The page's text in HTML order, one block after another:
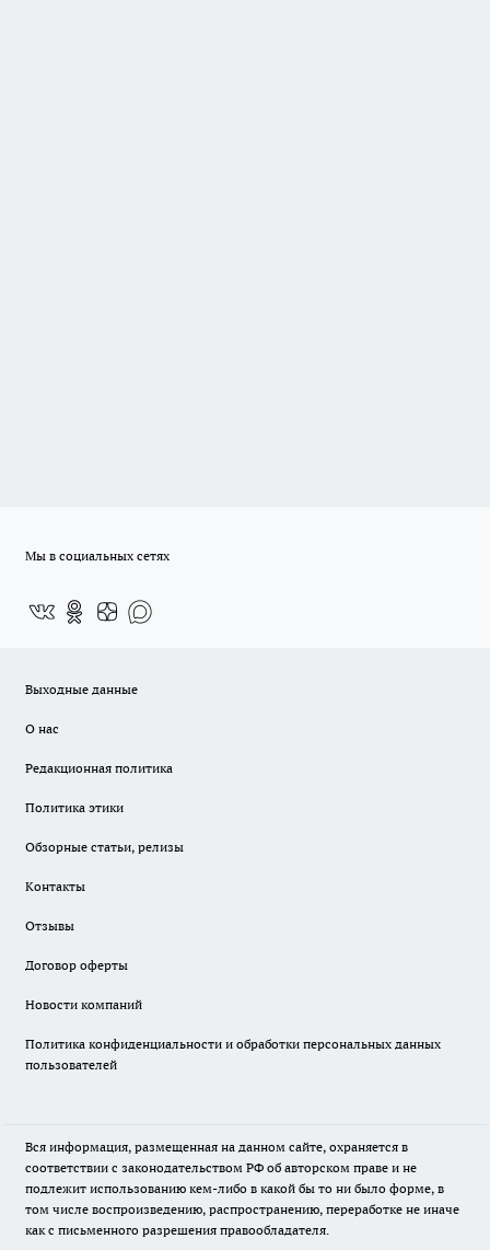
Мы в социальных сетях
Выходные данные
О нас
Редакционная политика
Политика этики
Обзорные статьи, релизы
Контакты
Отзывы
Договор оферты
Новости компаний
Политика конфиденциальности и обработки персональных данных
пользователей
Вся информация, размещенная на данном сайте, охраняется в
соответствии с законодательством РФ об авторском праве и не
подлежит использованию кем-либо в какой бы то ни было форме, в
том числе воспроизведению, распространению, переработке не иначе
как с письменного разрешения правообладателя.